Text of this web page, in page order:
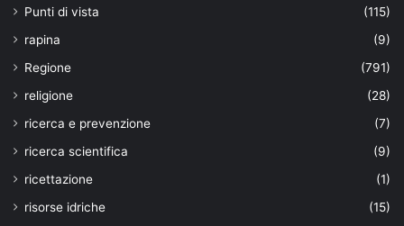
Punti di vista
(115)
rapina
(9)
Regione
(791)
religione
(28)
ricerca e prevenzione
(7)
ricerca scientifica
(9)
ricettazione
(1)
risorse idriche
(15)